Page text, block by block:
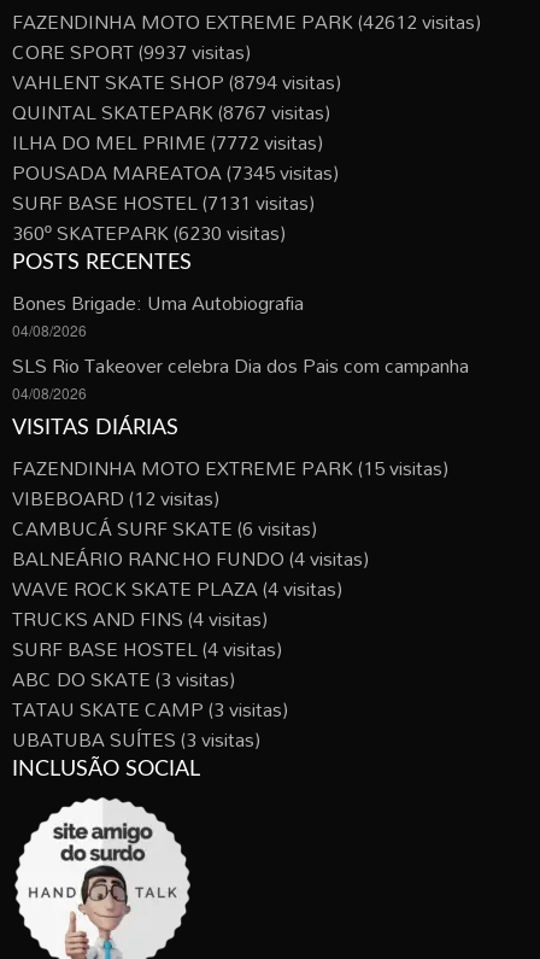
FAZENDINHA MOTO EXTREME PARK(42612 visitas)
CORE SPORT(9937 visitas)
VAHLENT SKATE SHOP(8794 visitas)
QUINTAL SKATEPARK(8767 visitas)
ILHA DO MEL PRIME(7772 visitas)
POUSADA MAREATOA(7345 visitas)
SURF BASE HOSTEL(7131 visitas)
360º SKATEPARK(6230 visitas)
POSTS RECENTES
Bones Brigade: Uma Autobiografia
04/08/2026
SLS Rio Takeover celebra Dia dos Pais com campanha
04/08/2026
VISITAS DIÁRIAS
FAZENDINHA MOTO EXTREME PARK(15 visitas)
VIBEBOARD(12 visitas)
CAMBUCÁ SURF SKATE(6 visitas)
BALNEÁRIO RANCHO FUNDO(4 visitas)
WAVE ROCK SKATE PLAZA(4 visitas)
TRUCKS AND FINS(4 visitas)
SURF BASE HOSTEL(4 visitas)
ABC DO SKATE(3 visitas)
TATAU SKATE CAMP(3 visitas)
UBATUBA SUÍTES(3 visitas)
INCLUSÃO SOCIAL